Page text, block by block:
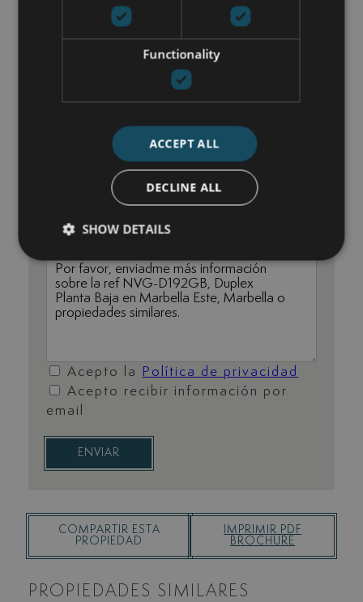
María Cazorla
+34 625 98 66 26
maria@luxurylivingmarbella.com
Acepto la
Política de privacidad
Acepto recibir información por
email
ENVIAR
COMPARTIR ESTA
PROPIEDAD
IMPRIMIR PDF
BROCHURE
PROPIEDADES SIMILARES
Functionality
ACCEPT ALL
DECLINE ALL
SHOW DETAILS